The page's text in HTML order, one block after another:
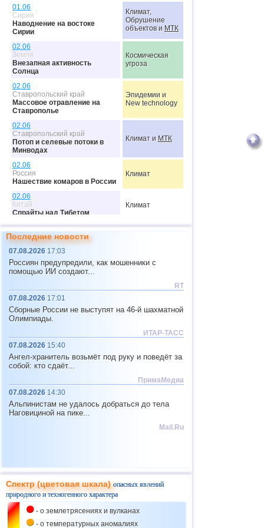
01.06
Сирия
Наводнение на востоке
Сирии
Климат,
Обрушение
объектов и МТК
02.06
Земля
Внезапная активность
Солнца
Космическая
угроза
02.06
Ставропольский край
Массовое отравление на
Ставрополье
Эпидемии и
New technology
02.06
Ставропольский край
Потоп и селевые потоки в
Минводах
Климат и МТК
02.06
Россия
Нашествие комаров в России
Климат
02.06
Китай
Спрайты над Тибетом
Климат
02.06
США
Метеорит над Северной
Америкой
02.06
США
02.06
США
Метеорит над Западной
Европой
Космическая
02.06
Таиланд
Грозовая активность в
Таиланде
конвейер
Земля
Внезапная активность
Солнца
Космическая
03.06
Великобритания
Крушение вертолета в
Великобритании
03.06
Последние новости
07.08.2026 17:03
Россиян предупредили, как мошенники с
помощью ИИ создают...
RT
07.08.2026 17:01
Сборные России не выступят на 46-й шахматной
Олимпиады.
ИТАР-ТАСС
07.08.2026 15:40
Ангел-хранитель возьмёт под руку и поведёт за
собой: кто сдаёт...
ПримаМедиа
07.08.2026 14:30
Альпинистам не удалось добраться до тела
Наговициной на пике...
Mail.Ru
Спектр (цветовая шкала)опасных явлений
природного и техногенного характера
- о землетрясениях и вулканах
- о температурных аномалиях